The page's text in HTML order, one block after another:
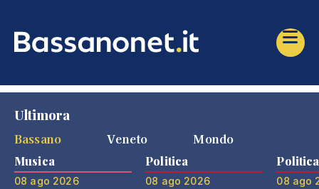
Ultimora
Bassano
Veneto Mondo
Musica
08 ago 2026
Politica
08 ago 2026
Politica
08 ago